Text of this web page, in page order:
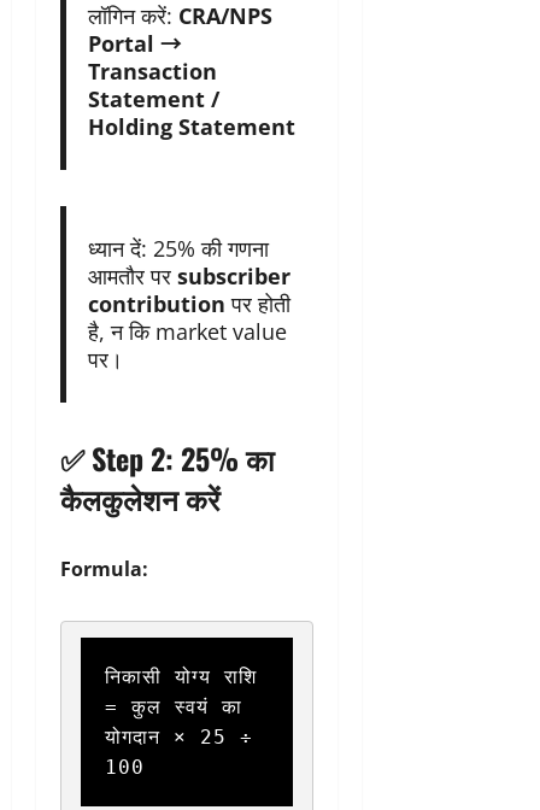
लॉगिन करें: CRA/NPS
Portal →
Transaction
Statement /
Holding Statement
ध्यान दें: 25% की गणना
आमतौर पर subscriber
contribution पर होती
है, न कि market value
पर।
✅ Step 2: 25% का
कैलकुलेशन करें
Formula:
निकासी योग्य राशि
= कुल स्वयं का
योगदान × 25 ÷